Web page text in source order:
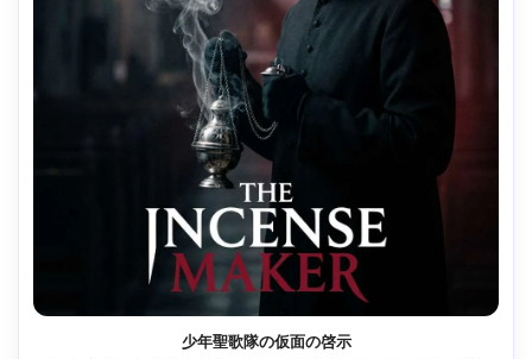
少年聖歌隊の仮面の啓示